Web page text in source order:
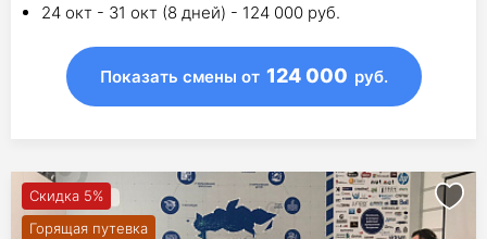
24 окт - 31 окт (8 дней) - 124 000 руб.
Показать смены от 124 000 руб.
Скидка 5%
Горящая путевка